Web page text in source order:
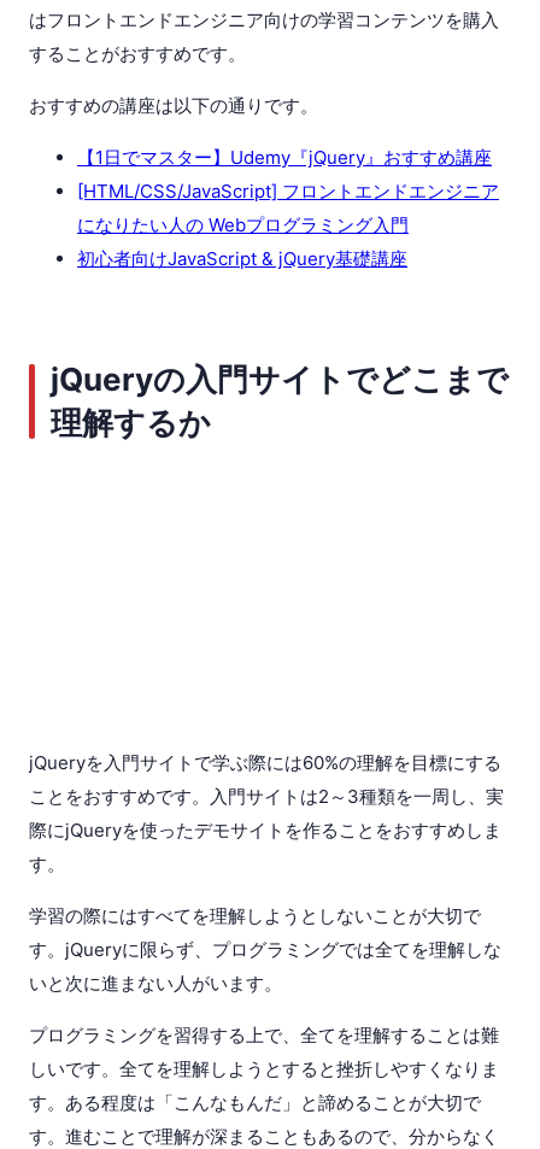
はフロントエンドエンジニア向けの学習コンテンツを購入
することがおすすめです。
おすすめの講座は以下の通りです。
【1日でマスター】Udemy『jQuery』おすすめ講座
[HTML/CSS/JavaScript] フロントエンドエンジニア
になりたい人の Webプログラミング入門
初心者向けJavaScript & jQuery基礎講座
jQueryの入門サイトでどこまで
理解するか
jQueryを入門サイトで学ぶ際には60%の理解を目標にする
ことをおすすめです。入門サイトは2～3種類を一周し、実
際にjQueryを使ったデモサイトを作ることをおすすめしま
す。
学習の際にはすべてを理解しようとしないことが大切で
す。jQueryに限らず、プログラミングでは全てを理解しな
いと次に進まない人がいます。
プログラミングを習得する上で、全てを理解することは難
しいです。全てを理解しようとすると挫折しやすくなりま
す。ある程度は「こんなもんだ」と諦めることが大切で
す。進むことで理解が深まることもあるので、分からなく